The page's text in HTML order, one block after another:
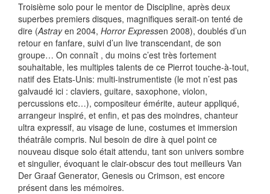
Troisième solo pour le mentor de Discipline, après deux
superbes premiers disques, magnifiques serait-on tenté de
dire (Astrayen 2004, Horror Expressen 2008), doublés d’un
retour en fanfare, suivi d’un live transcendant, de son
groupe… On connaît , du moins c’est très fortement
souhaitable, les multiples talents de ce Pierrot touche-à-tout,
natif des Etats-Unis: multi-instrumentiste (le mot n’est pas
galvaudé ici : claviers, guitare, saxophone, violon,
percussions etc…), compositeur émérite, auteur appliqué,
arrangeur inspiré, et enfin, et pas des moindres, chanteur
ultra expressif, au visage de lune, costumes et immersion
théatrâle compris. Nul besoin de dire à quel point ce
nouveau disque solo était attendu, tant son univers sombre
et singulier, évoquant le clair-obscur des tout meilleurs Van
Der Graaf Generator, Genesis ou Crimson, est encore
présent dans les mémoires.